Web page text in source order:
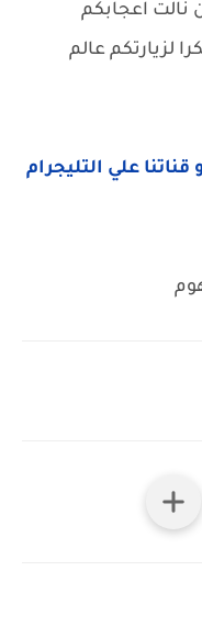
نالت اعجابكم
لزيارتكم عالم
علي التليجرام